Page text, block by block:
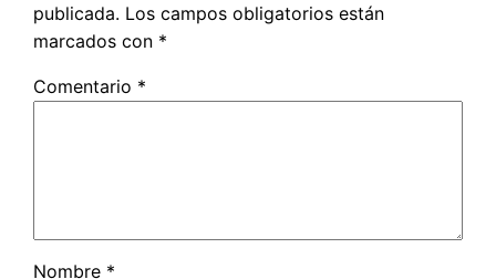
publicada. Los campos obligatorios están
marcados con *
Comentario *
Nombre *